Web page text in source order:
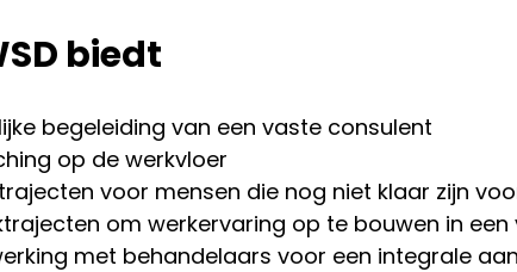
biedt
begeleiding van een vaste consulent
op de werkvloer
voor mensen die nog niet klaar zijn
om werkervaring op te bouwen in
met behandelaars voor een integrale